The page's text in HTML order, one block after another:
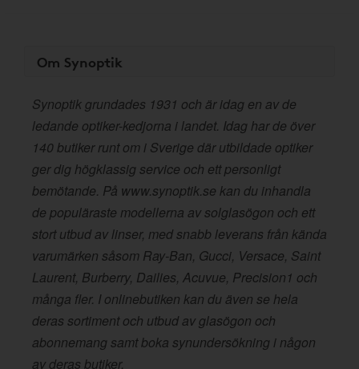
Om Synoptik
Synoptik grundades 1931 och är idag en av de
ledande optiker-kedjorna i landet. Idag har de över
140 butiker runt om i Sverige där utbildade optiker
ger dig högklassig service och ett personligt
bemötande. På www.synoptik.se kan du inhandla
de populäraste modellerna av solglasögon och ett
stort utbud av linser, med snabb leverans från kända
varumärken såsom Ray-Ban, Gucci, Versace, Saint
Laurent, Burberry, Dailies, Acuvue, Precision1 och
många fler. I onlinebutiken kan du även se hela
deras sortiment och utbud av glasögon och
abonnemang samt boka synundersökning i någon
av deras butiker.